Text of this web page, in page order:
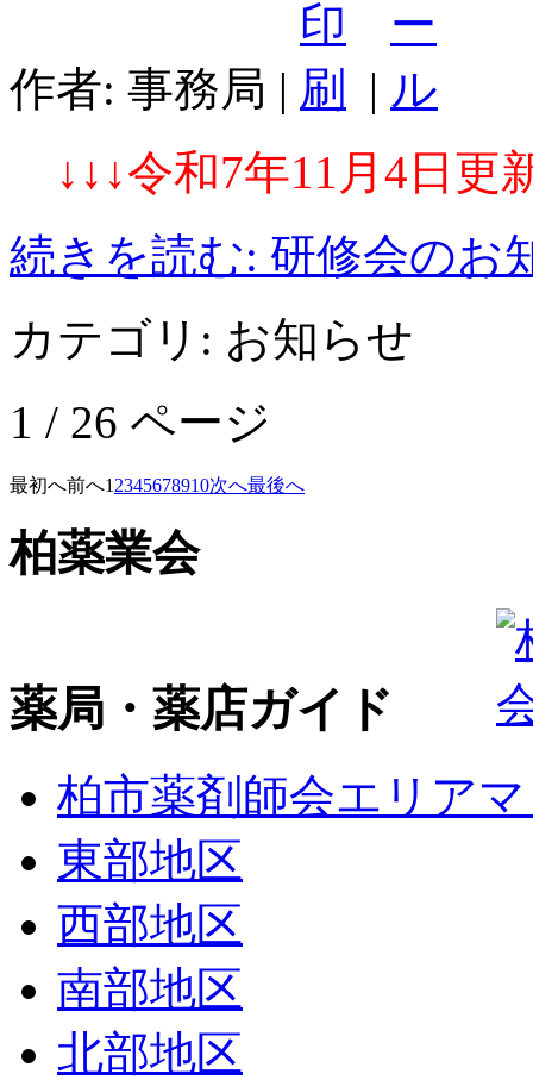
作者: 事務局 |
|
↓↓↓令和7年11 月4 日更
続きを読む: 研修会のお
カテゴリ: お知らせ
1 / 26 ページ
最初へ前へ1 2345678910次へ最後へ
柏薬業会
薬局・薬店ガイド
柏市薬剤師会エリア
東部地区
西部地区
南部地区
北部地区